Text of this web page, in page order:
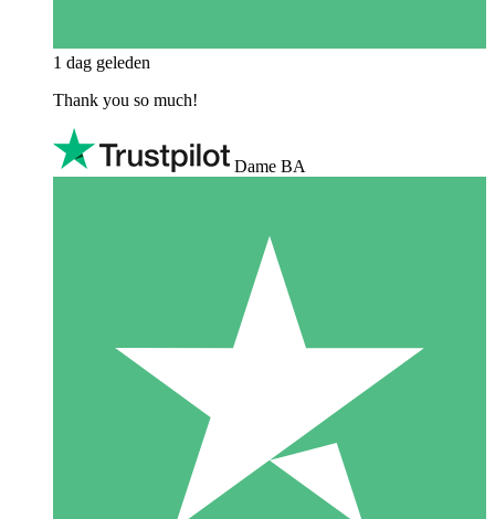
1 dag geleden
Thank you so much!
Dame BA